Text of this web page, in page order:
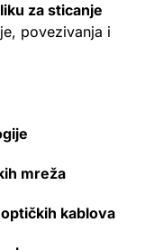
za sticanje
povezivanja i
mreža
kablova